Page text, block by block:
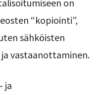
“kopiointi”,
sähköisten
vastaanottaminen.
ja